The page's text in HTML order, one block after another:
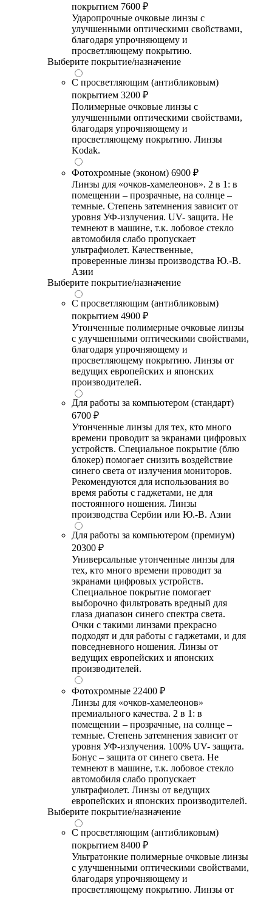
покрытием 7600 ₽
Ударопрочные очковые линзы с
улучшенными оптическими свойствами,
благодаря упрочняющему и
просветляющему покрытию.
Выберите покрытие/назначение
С просветляющим (антибликовым)
покрытием 3200 ₽
Полимерные очковые линзы с
улучшенными оптическими свойствами,
благодаря упрочняющему и
просветляющему покрытию. Линзы
Kodak.
Фотохромные (эконом) 6900 ₽
Линзы для «очков-хамелеонов». 2 в 1: в
помещении – прозрачные, на солнце –
темные. Степень затемнения зависит от
уровня УФ-излучения. UV- защита. Не
темнеют в машине, т.к. лобовое стекло
автомобиля слабо пропускает
ультрафиолет. Качественные,
проверенные линзы производства Ю.-В.
Азии
Выберите покрытие/назначение
С просветляющим (антибликовым)
покрытием 4900 ₽
Утонченные полимерные очковые линзы
с улучшенными оптическими свойствами,
благодаря упрочняющему и
просветляющему покрытию. Линзы от
ведущих европейских и японских
производителей.
Для работы за компьютером (стандарт)
6700 ₽
Утонченные линзы для тех, кто много
времени проводит за экранами цифровых
устройств. Специальное покрытие (блю
блокер) помогает снизить воздействие
синего света от излучения мониторов.
Рекомендуются для использования во
время работы с гаджетами, не для
постоянного ношения. Линзы
производства Сербии или Ю.-В. Азии
Для работы за компьютером (премиум)
20300 ₽
Универсальные утонченные линзы для
тех, кто много времени проводит за
экранами цифровых устройств.
Специальное покрытие помогает
выборочно фильтровать вредный для
глаза диапазон синего спектра света.
Очки с такими линзами прекрасно
подходят и для работы с гаджетами, и для
повседневного ношения. Линзы от
ведущих европейских и японских
производителей.
Фотохромные 22400 ₽
Линзы для «очков-хамелеонов»
премиального качества. 2 в 1: в
помещении – прозрачные, на солнце –
темные. Степень затемнения зависит от
уровня УФ-излучения. 100% UV- защита.
Бонус – защита от синего света. Не
темнеют в машине, т.к. лобовое стекло
автомобиля слабо пропускает
ультрафиолет. Линзы от ведущих
европейских и японских производителей.
Выберите покрытие/назначение
С просветляющим (антибликовым)
покрытием 8400 ₽
Ультратонкие полимерные очковые линзы
с улучшенными оптическими свойствами,
благодаря упрочняющему и
просветляющему покрытию. Линзы от